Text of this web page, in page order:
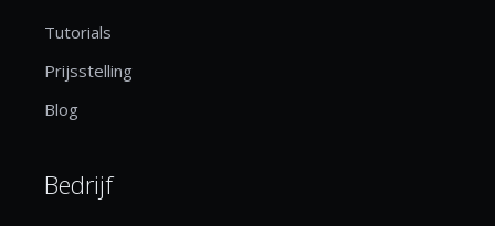
Tutorials
Prijsstelling
Blog
Bedrijf